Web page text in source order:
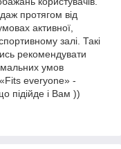
протягом від
активної,
залі. Такі
рекомендувати
умов
everyone» -
підійде і Вам ))